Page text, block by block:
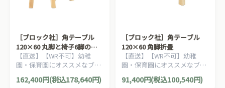
［ブロック社］角テーブル
120×60 丸脚と椅子6脚のセ
ット
【直送】【WR不可】幼稚
園・保育園にオススメなブロ
ック社の木製子ども家具。割
安なってるテーブルと椅子の
162,400円(税込178,640円)
［ブロック社］角テーブル
120×60 角脚折畳
【直送】【WR不可】幼稚
園・保育園にオススメなブロ
ック社の木製子ども家具。耐
久性が優れたテーブルです。
91,400円(税込100,540円)